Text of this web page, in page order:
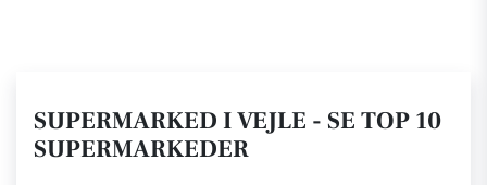
SUPERMARKED I VEJLE - SE TOP 10
SUPERMARKEDER